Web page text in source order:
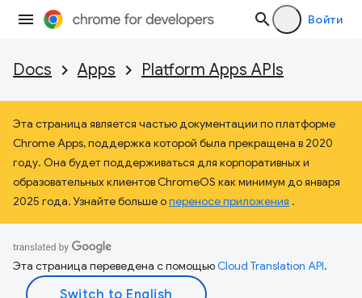
Войти
Docs Apps Platform Apps APIs
Эта страница является частью документации по платформе
Chrome Apps, поддержка которой была прекращена в 2020
году. Она будет поддерживаться для корпоративных и
образовательных клиентов ChromeOS как минимум до января
2025 года. Узнайте больше опереносе приложения .
Эта страница переведена с помощьюCloud Translation API.